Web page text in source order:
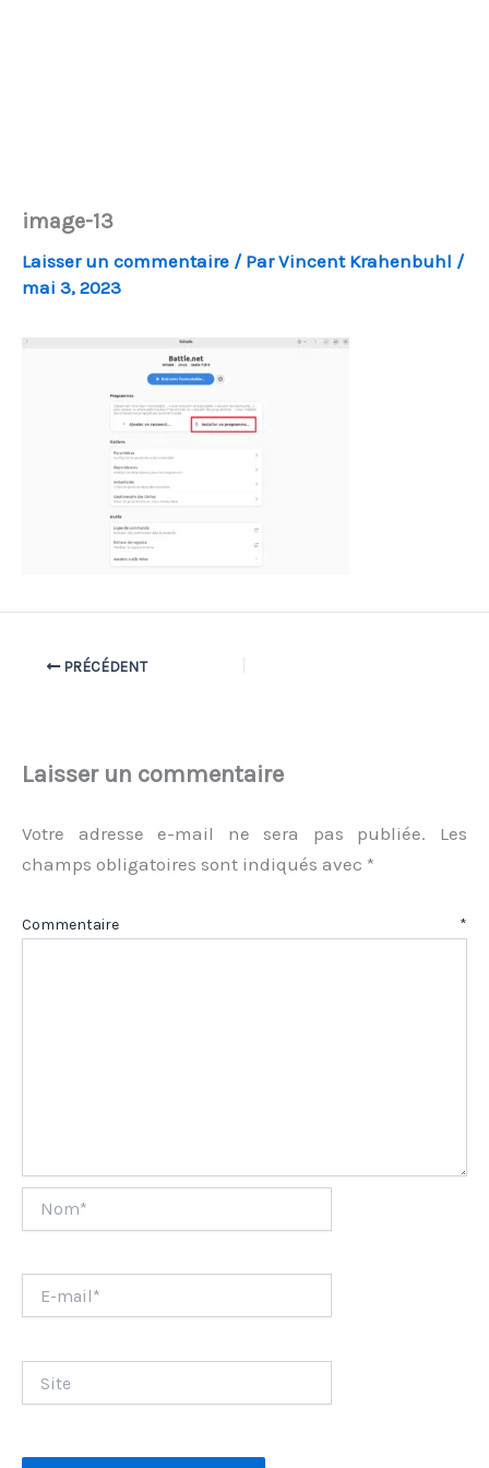
image-13
Laisser un commentaire / ParVincent Krahenbuhl /
mai 3, 2023
PRÉCÉDENT
Laisser un commentaire
Votre adresse e-mail ne sera pas publiée.
Les
champs obligatoires sont indiqués avec *
Commentaire *
mail*